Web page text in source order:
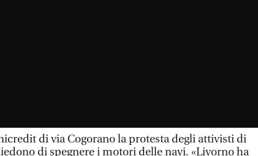
di via Cogorano la protesta degli attivisti di
di spegnere i motori delle navi. «Livorno ha